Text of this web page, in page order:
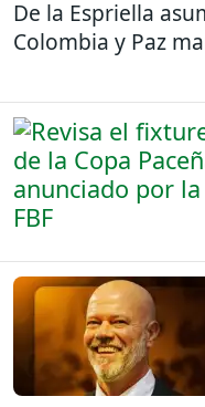
De la Espriella
Colombia y Paz